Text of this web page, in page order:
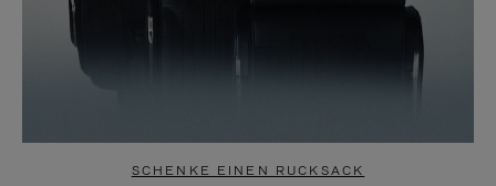
SCHENKE EINEN RUCKSACK